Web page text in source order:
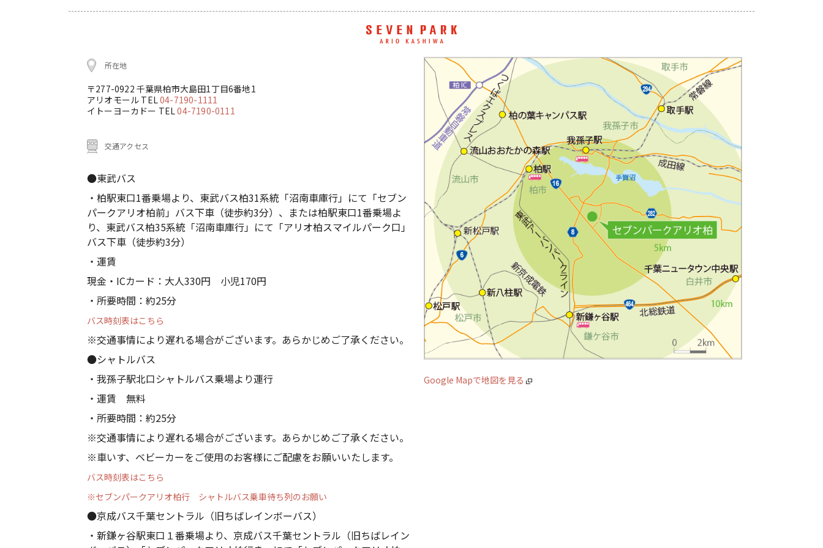
所在地
〒277-0922 千葉県柏市大島田1丁目6番地1
アリオモール TEL04-7190-1111
イトーヨーカドー TEL04-7190-0111
交通アクセス
●東武バス
・柏駅東口1番乗場より、東武バス柏31系統「沼南車庫行」にて「セブン
パークアリオ柏前」バス下車（徒歩約3分）、または柏駅東口1番乗場よ
り、東武バス柏35系統「沼南車庫行」にて「アリオ柏スマイルパーク口」
バス下車（徒歩約3分）
・運賃
現金・ICカード：大人330円 小児170円
・所要時間：約25分
バス時刻表はこちら
※交通事情により遅れる場合がございます。あらかじめご了承ください。
●シャトルバス
・我孫子駅北口シャトルバス乗場より運行
・運賃 無料
・所要時間：約25分
※交通事情により遅れる場合がございます。あらかじめご了承ください。
※車いす、ベビーカーをご使用のお客様にご配慮をお願いいたします。
バス時刻表はこちら
※セブンパークアリオ柏行 シャトルバス乗車待ち列のお願い
●京成バス千葉セントラル（旧ちばレインボーバス）
・新鎌ヶ谷駅東口１番乗場より、京成バス千葉セントラル（旧ちばレイン
Google Mapで地図を見る